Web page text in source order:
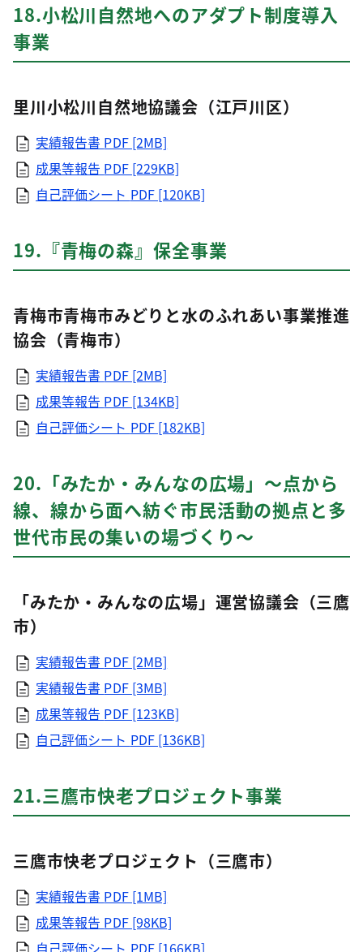
18.小松川自然地へのアダプト制度導入
事業
里川小松川自然地協議会（江戸川区）
実績報告書 PDF [2MB]
成果等報告 PDF [229KB]
自己評価シート PDF [120KB]
19.『青梅の森』保全事業
青梅市青梅市みどりと水のふれあい事業推進
協会（青梅市）
実績報告書 PDF [2MB]
成果等報告 PDF [134KB]
自己評価シート PDF [182KB]
20.「みたか・みんなの広場」～点から
線、線から面へ紡ぐ市民活動の拠点と多
世代市民の集いの場づくり～
「みたか・みんなの広場」運営協議会（三鷹
市）
実績報告書 PDF [2MB]
実績報告書 PDF [3MB]
成果等報告 PDF [123KB]
自己評価シート PDF [136KB]
21.三鷹市快老プロジェクト事業
三鷹市快老プロジェクト（三鷹市）
実績報告書 PDF [1MB]
成果等報告 PDF [98KB]
自己評価シート PDF [166KB]